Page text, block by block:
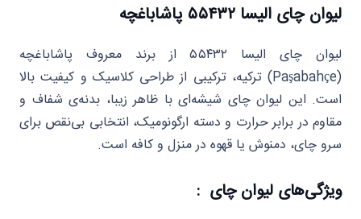
لیوان چای الیسا ۵۵۴۳۲ پاشاباغچه
لیوان چای الیسا ۵۵۴۳۲ از برند معروف پاشاباغچه
(Paşabahçe) ترکیه، ترکیبی از طراحی کلاسیک و کیفیت بالا
است. این لیوان چای شیشه‌ای با ظاهر زیبا، بدنه‌ی شفاف و
مقاوم در برابر حرارت و دسته ارگونومیک، انتخابی بی‌نقص برای
سرو چای، دمنوش یا قهوه در منزل و کافه است.
ویژگی‌های لیوان چای :